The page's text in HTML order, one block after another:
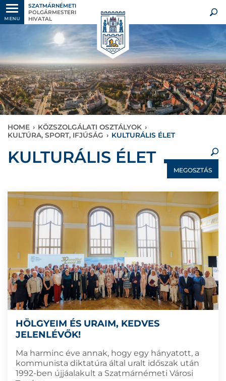
MENU
SZATMÁRNÉMETI
POLGÁRMESTERI
HIVATAL
HOME › KÖZSZOLGÁLATI OSZTÁLYOK ›
KULTÚRA, SPORT, IFJÚSÁG › KULTURÁLIS ÉLET
×
KULTURÁLIS ÉLET
MEGOSZTÁS
HÖLGYEIM ÉS URAIM, KEDVES
JELENLÉVŐK!
Ma harminc éve annak, hogy egy hányatott, a
kommunista diktatúra által uralt időszak után
1992-ben újjáalakult a Szatmárnémeti Városi